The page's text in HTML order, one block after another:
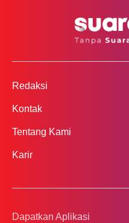
Redaksi
Kontak
Tentang Kami
Karir
Dapatkan Aplikasi